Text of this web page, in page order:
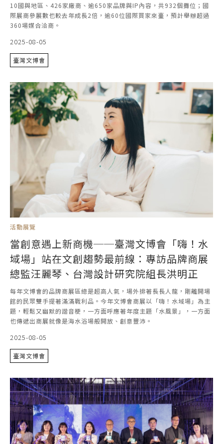
10國與地區、426家廠商、逾650家品牌與IP內容，共932個攤位；國
際展商參展數也較去年成長2倍，逾60位國際買家來臺，預計舉辦超過
360場媒合洽商。
2025-08-05
臺灣文博會
活動展覽
當創意遇上新商機──臺灣文博會「嗨！水
域場」站在文創趨勢最前線：專訪品牌商展
總監汪麗琴、台灣設計研究院組長洪明正
每年文博會的品牌商展區總是超高人氣，場外排著長長人龍，剛離開場
館的民眾雙手提著滿滿戰利品。今年文博會商展以「嗨！水域場」為主
題，輕鬆又幽默的諧音梗，一方面呼應著年度主題「水風景」，一方面
也傳遞出商展就像是海水浴場般開放、創意豐沛。
2025-08-05
臺灣文博會